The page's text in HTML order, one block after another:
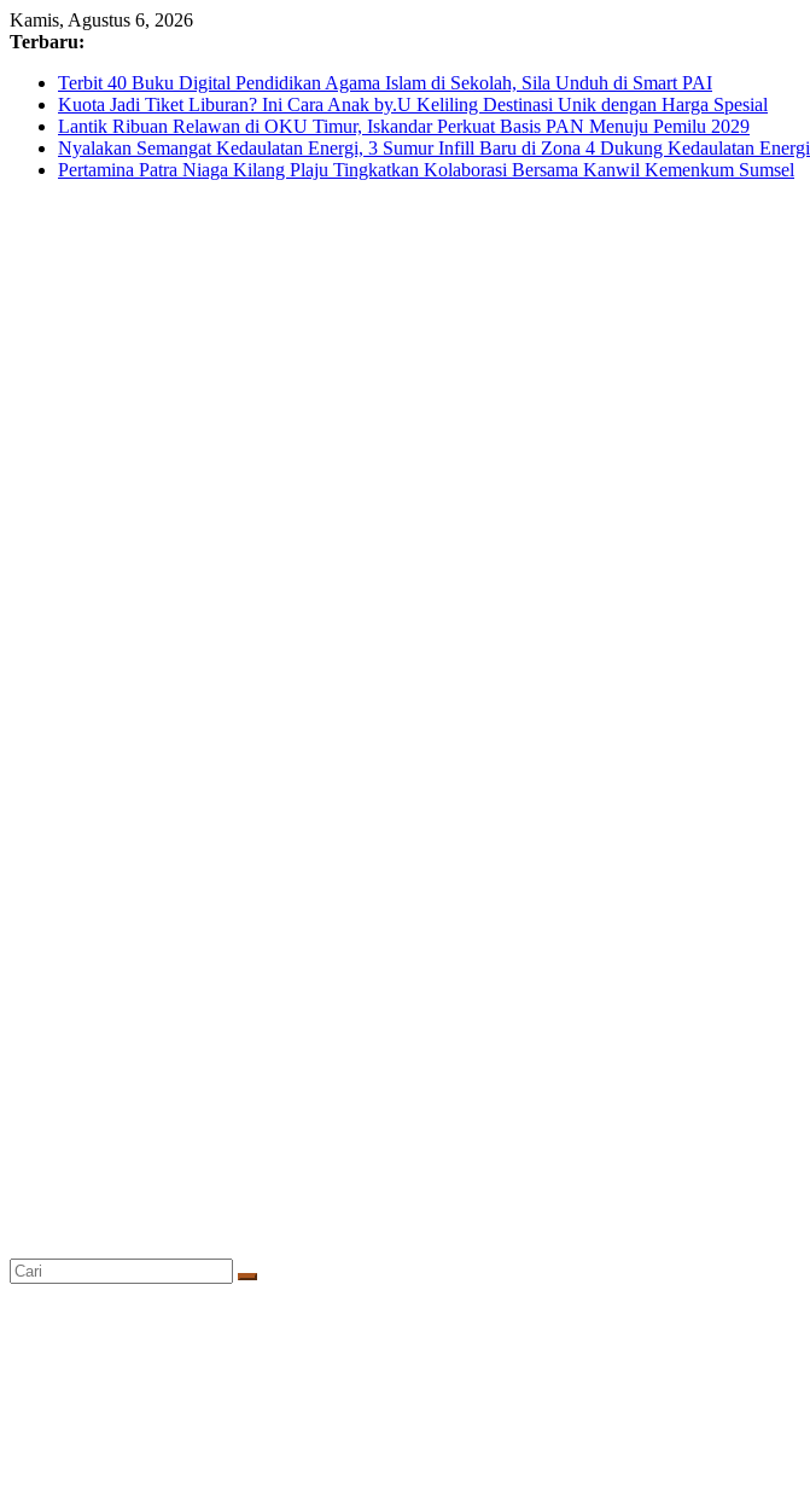
Skip
to
Kamis, Agustus 6, 2026
Terbaru:
Terbit 40 Buku Digital Pendidikan Agama Islam di Sekolah, Sila Unduh di Smart PAI
Kuota Jadi Tiket Liburan? Ini Cara Anak by.U Keliling Destinasi Unik dengan Harga Spesial
Lantik Ribuan Relawan di OKU Timur, Iskandar Perkuat Basis PAN Menuju Pemilu 2029
Nyalakan Semangat Kedaulatan Energi, 3 Sumur Infill Baru di Zona 4 Dukung Kedaulatan Energi
Pertamina Patra Niaga Kilang Plaju Tingkatkan Kolaborasi Bersama Kanwil Kemenkum Sumsel